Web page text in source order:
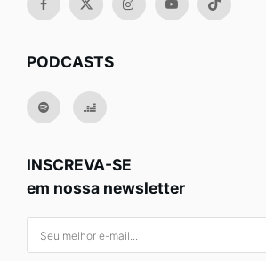
PODCASTS
INSCREVA-SE
em nossa newsletter